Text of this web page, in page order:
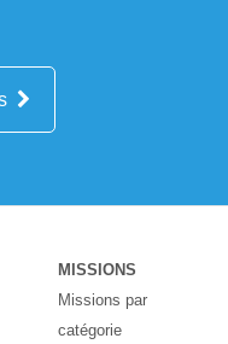
MISSIONS
Missions par
catégorie